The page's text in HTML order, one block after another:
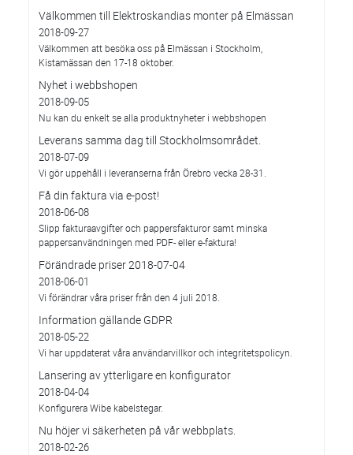
Välkommen till Elektroskandias monter på Elmässan
2018-09-27
Välkommen att besöka oss på Elmässan i Stockholm,
Kistamässan den 17-18 oktober.
Nyhet i webbshopen
2018-09-05
Nu kan du enkelt se alla produktnyheter i webbshopen
Leverans samma dag till Stockholmsområdet.
2018-07-09
Vi gör uppehåll i leveranserna från Örebro vecka 28-31.
Få din faktura via e-post!
2018-06-08
Slipp fakturaavgifter och pappersfakturor samt minska
pappersanvändningen med PDF- eller e-faktura!
Förändrade priser 2018-07-04
2018-06-01
Vi förändrar våra priser från den 4 juli 2018.
Information gällande GDPR
2018-05-22
Vi har uppdaterat våra användarvillkor och integritetspolicyn.
Lansering av ytterligare en konfigurator
2018-04-04
Konfigurera Wibe kabelstegar.
Nu höjer vi säkerheten på vår webbplats.
2018-02-26